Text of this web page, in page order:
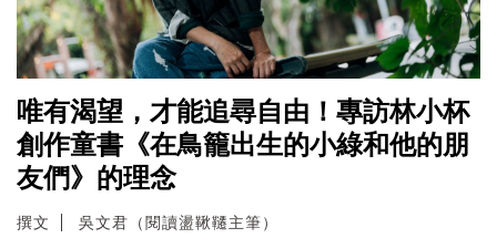
唯有渴望，才能追尋自由！專訪林小杯
創作童書《在鳥籠出生的小綠和他的朋
友們》的理念
撰文 吳文君（閱讀盪鞦韆主筆）